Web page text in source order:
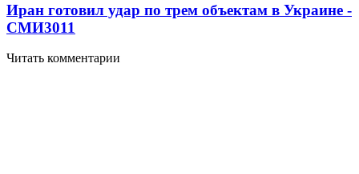
Иран готовил удар по трем объектам в Украине -
СМИ3011
Читать комментарии